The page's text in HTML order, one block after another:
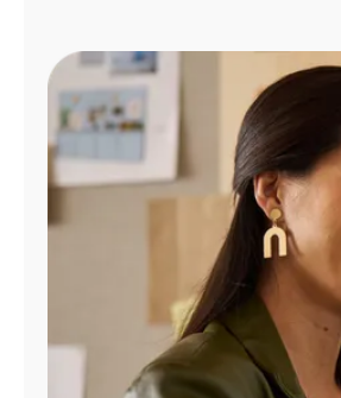
Administrar
cuenta
Encuentra
tienda